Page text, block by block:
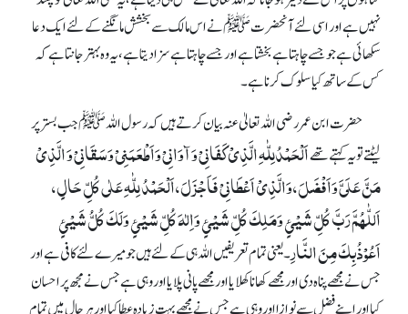
نہیں ہے اور اسی لئے آنحضرتﷺ نے اس مالک سے بخشش مانگنے کے لئے ایک دعا
سکھائی ہے جو جسے چاہتا ہے بخشتا ہے اور جسے چاہتا ہے سزا دیتا ہے، یہ وہ بہتر جانتا ہے کہ
کس کے ساتھ کیا سلوک کرنا ہے۔
حضرت ابن عمر رضی اللہ تعالیٰ عنہ بیان کرتے ہیں کہ رسول اللہﷺ جب بستر پر
لیٹتے تو یہ کہتے تھےاَلْحَمْدُلِلّٰہِ الَّذِیْ کَفَانِیْ وَ آوَانِیْ وَاَطْعَمَنِیْ وَسَقَانِیْ وَ الَّذِیْ
مَنَّ عَلَیَّ وَاَفْضَلَ، وَالَّذِیْ اَعْطَانِیْ فَاَجْزَلَ، اَلْحَمْدُ لِلّٰہِ عَلٰی کُلِّ حَالٍ،
اَللّٰھُمَّ رَبَّ کُلِّ شَیْئٍ وَمَلِکَ کُلِّ شَیْئٍ وَاِلٰہَ کُلِّ شَیْئٍ وَلَکَ کُلُّ شَیْئٍ
اَعُوْذُبِکَ مِنَ النَّارِ۔ یعنی تمام تعریفیں اللہ ہی کے لئے ہیں جو میرے لئے کافی ہے اور
جس نے مجھے پناہ دی اور مجھے کھانا کھلایا اور مجھے پانی پلایا اور وہی ہے جس نے مجھ پر احسان